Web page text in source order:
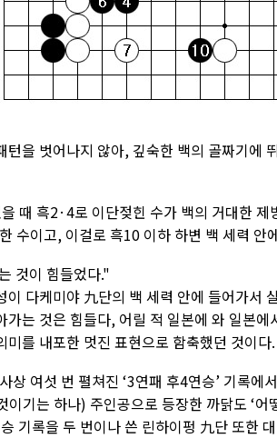
턴을 벗어나지 않아, 깊숙한 백의 골짜기에
때 흑2·4로 이단젖힌 수가 백의 거대한
수이고, 이걸로 흑10 이하 하변 백 세력 안
것이 힘들었다."
이 다케미야 九단의 백 세력 안에 들어가서
가는 것은 힘들다, 어릴 적 일본에 와 일본
미를 내포한 멋진 표현으로 함축했던 것이다.
상 여섯 번 펼쳐진 ‘3연패 후4연승’ 기록
이기는 하나) 주인공으로 등장한 까닭도 ‘
기록을 두 번이나 쓴 린하이펑 九단 또한